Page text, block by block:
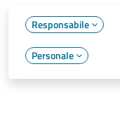
Responsabile
Personale